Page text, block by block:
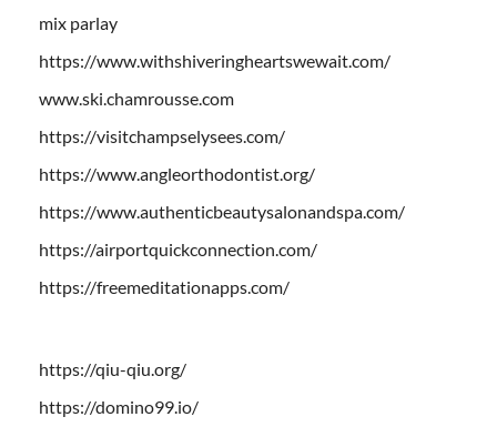
mix parlay
https://www.withshiveringheartswewait.com/
www.ski.chamrousse.com
https://visitchampselysees.com/
https://www.angleorthodontist.org/
https://www.authenticbeautysalonandspa.com/
https://airportquickconnection.com/
https://freemeditationapps.com/
https://qiu-qiu.org/
https://domino99.io/